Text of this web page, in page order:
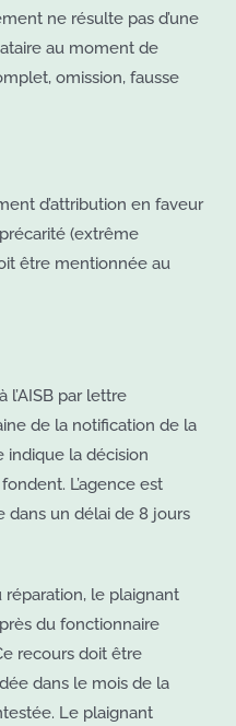
ne résulte pas d’une
au moment de
omission, fausse
d’attribution en faveur
(extrême
être mentionnée au
l’AISB par lettre
de la notification de la
indique la décision
L’agence est
dans un délai de 8 jours
réparation, le plaignant
du fonctionnaire
recours doit être
dans le mois de la
Le plaignant